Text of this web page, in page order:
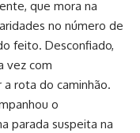
que mora na
no número de
feito. Desconfiado,
vez com
rota do caminhão.
o
parada suspeita na